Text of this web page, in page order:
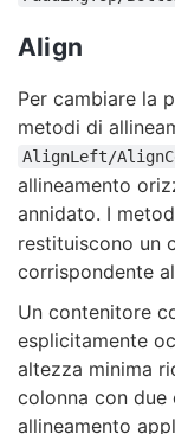
Align
Per cambiare la
metodi di
AlignLeft/
allineamento
annidato. I
restituiscono un
corrispondente
Un contenitore
esplicitamente
altezza minima
colonna con due
allineamento